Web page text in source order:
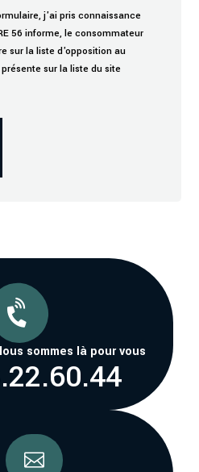
j'ai pris connaissance
56 informe, le consommateur
sur la liste d'opposition au
sur la liste du site

sommes là pour vous
